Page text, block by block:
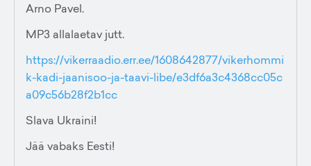
Arno Pavel.
MP3 allalaetav jutt.
https://vikerraadio.err.ee/1608642877/vikerhommi
k-kadi-jaanisoo-ja-taavi-libe/e3df6a3c4368cc05c
a09c56b28f2b1cc
Slava Ukraini!
Jää vabaks Eesti!